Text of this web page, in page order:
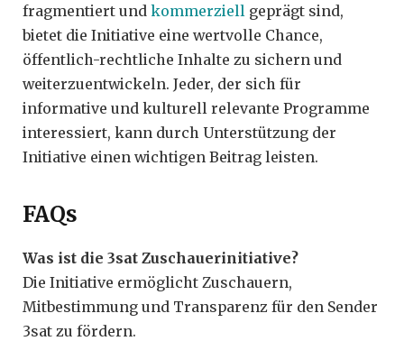
fragmentiert und kommerziell geprägt sind,
bietet die Initiative eine wertvolle Chance,
öffentlich-rechtliche Inhalte zu sichern und
weiterzuentwickeln. Jeder, der sich für
informative und kulturell relevante Programme
interessiert, kann durch Unterstützung der
Initiative einen wichtigen Beitrag leisten.
FAQs
Was ist die 3sat Zuschauerinitiative?
Die Initiative ermöglicht Zuschauern,
Mitbestimmung und Transparenz für den Sender
3sat zu fördern.